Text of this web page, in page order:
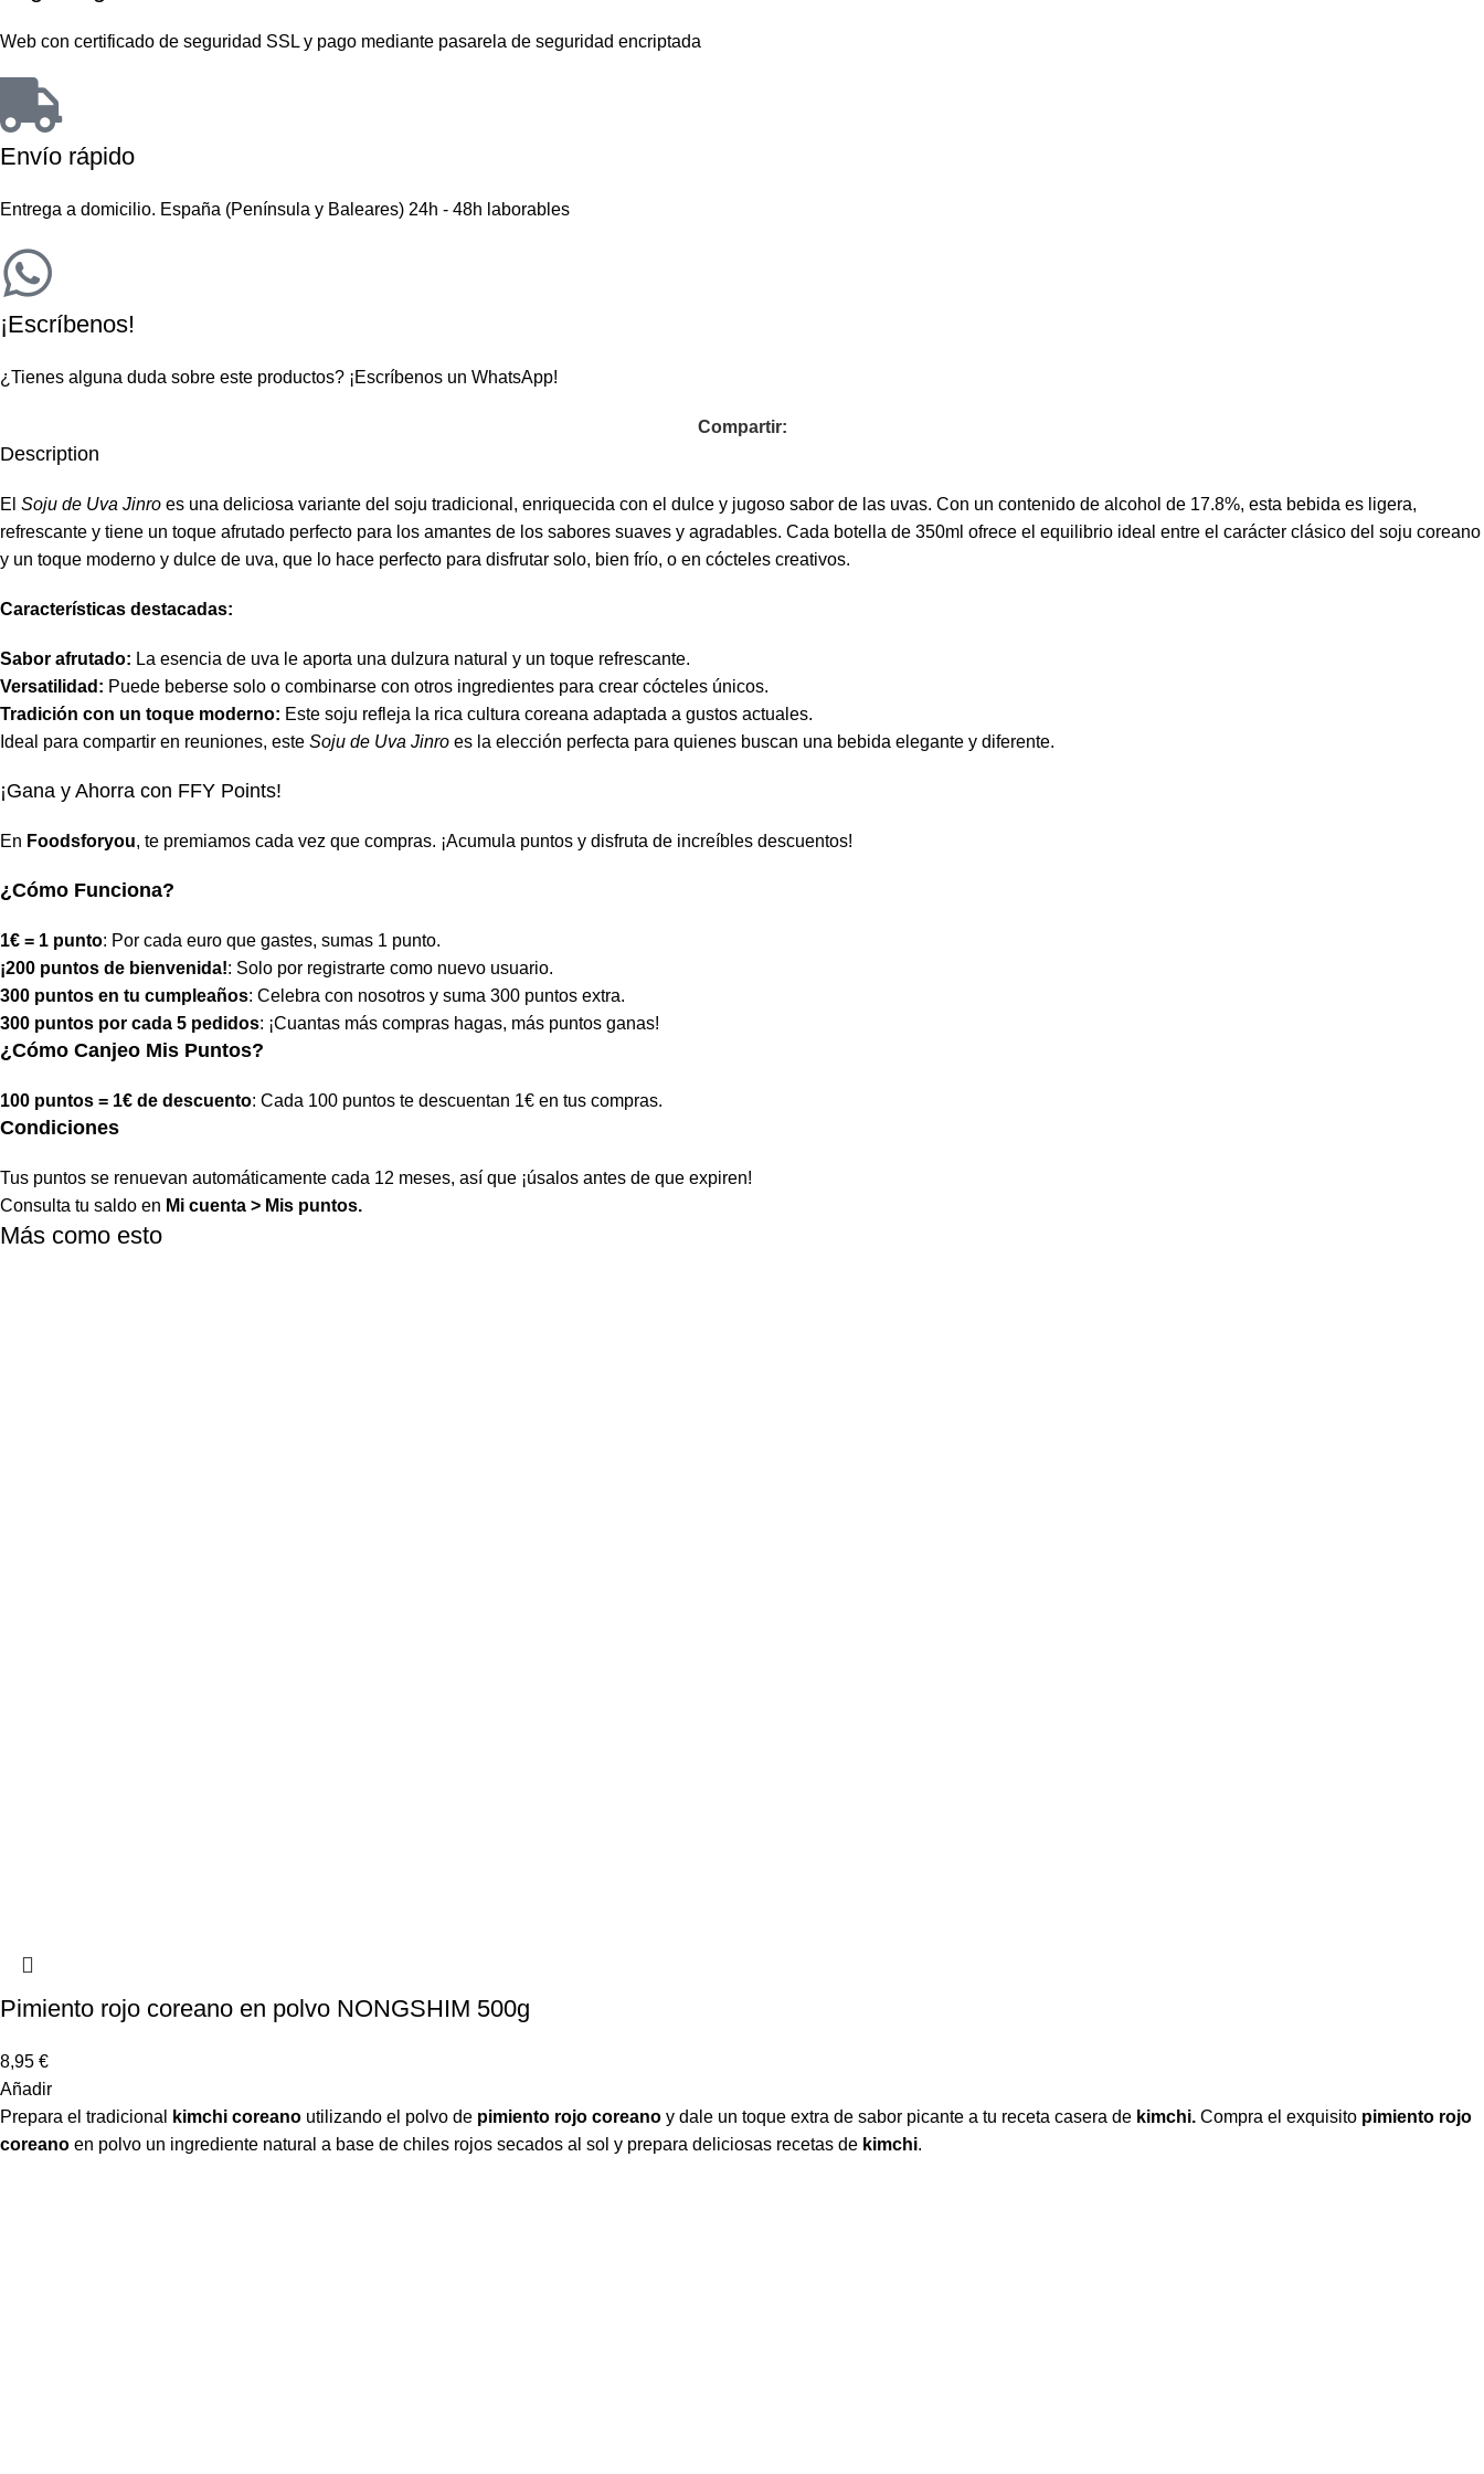
Web con certificado de seguridad SSL y pago mediante pasarela de seguridad encriptada
Envío rápido
Entrega a domicilio. España (Península y Baleares) 24h - 48h laborables
¡Escríbenos!
¿Tienes alguna duda sobre este productos? ¡Escríbenos un WhatsApp!
Compartir:
Description
El Soju de Uva Jinro es una deliciosa variante del soju tradicional, enriquecida con el dulce y jugoso sabor de las uvas. Con un contenido de alcohol de 17.8%, esta bebida es ligera,
refrescante y tiene un toque afrutado perfecto para los amantes de los sabores suaves y agradables. Cada botella de 350ml ofrece el equilibrio ideal entre el carácter clásico del soju coreano
y un toque moderno y dulce de uva, que lo hace perfecto para disfrutar solo, bien frío, o en cócteles creativos.
Características destacadas:
Sabor afrutado: La esencia de uva le aporta una dulzura natural y un toque refrescante.
Versatilidad: Puede beberse solo o combinarse con otros ingredientes para crear cócteles únicos.
Tradición con un toque moderno: Este soju refleja la rica cultura coreana adaptada a gustos actuales.
Ideal para compartir en reuniones, este Soju de Uva Jinro es la elección perfecta para quienes buscan una bebida elegante y diferente.
¡Gana y Ahorra con FFY Points!
En Foodsforyou, te premiamos cada vez que compras. ¡Acumula puntos y disfruta de increíbles descuentos!
¿Cómo Funciona?
1€ = 1 punto: Por cada euro que gastes, sumas 1 punto.
¡200 puntos de bienvenida!: Solo por registrarte como nuevo usuario.
300 puntos en tu cumpleaños: Celebra con nosotros y suma 300 puntos extra.
300 puntos por cada 5 pedidos: ¡Cuantas más compras hagas, más puntos ganas!
¿Cómo Canjeo Mis Puntos?
100 puntos = 1€ de descuento: Cada 100 puntos te descuentan 1€ en tus compras.
Condiciones
Tus puntos se renuevan automáticamente cada 12 meses, así que ¡úsalos antes de que expiren!
Consulta tu saldo en Mi cuenta > Mis puntos.
Más como esto
Pimiento rojo coreano en polvo NONGSHIM 500g
8,95 €
Añadir
Prepara el tradicional
kimchi coreano utilizando el polvo de pimiento rojo coreano y dale un toque extra de sabor picante a tu receta casera de kimchi. Compra el exquisito pimiento rojo
coreano en polvo un ingrediente natural a base de chiles rojos secados al sol y prepara deliciosas recetas de kimchi.